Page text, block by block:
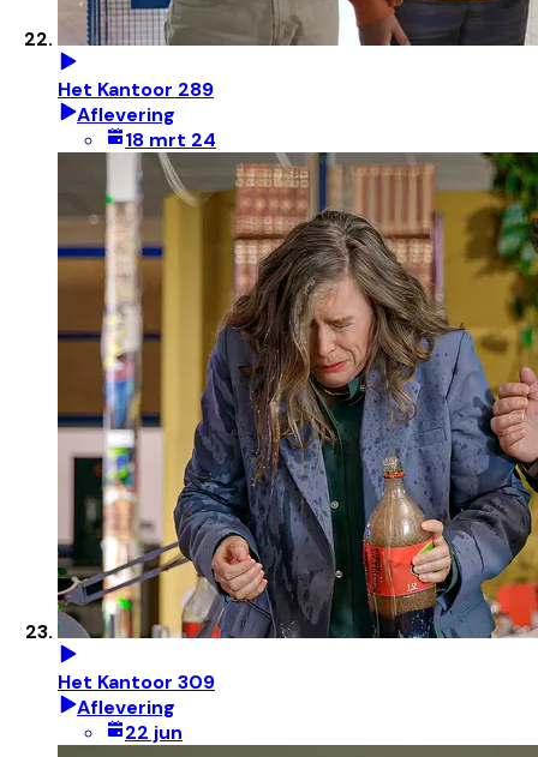
Het Kantoor 289
Aflevering
18 mrt 24
Het Kantoor 309
Aflevering
22 jun